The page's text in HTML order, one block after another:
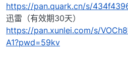
https://pan.quark.cn/s/
迅雷（有效期30天）
https://pan.xunlei.com/s/
A1?pwd=59kv